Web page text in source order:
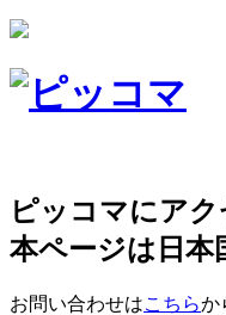
ピッコマにア
本ページは日本
お問い合わせはこちらか